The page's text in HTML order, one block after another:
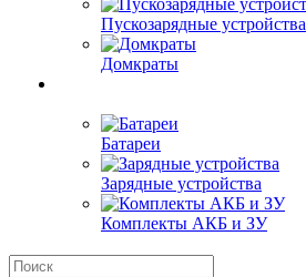
Пускозарядные устройства
Домкраты
Батареи
Зарядные устройства
Комплекты АКБ и ЗУ